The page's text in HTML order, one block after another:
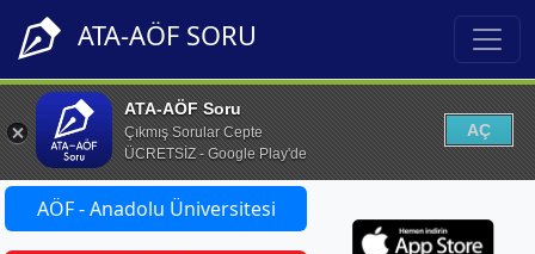
ATA-AÖF SORU
ATA-AÖF Soru
Çıkmış Sorular Cepte
ÜCRETSİZ - Google Play'de
AÇ
AÖF - Anadolu Üniversitesi